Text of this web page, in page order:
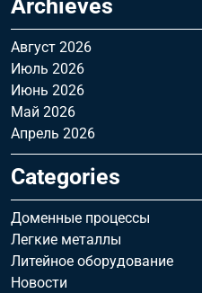
Archieves
Август 2026
Июль 2026
Июнь 2026
Май 2026
Апрель 2026
Categories
Доменные процессы
Легкие металлы
Литейное оборудование
Новости